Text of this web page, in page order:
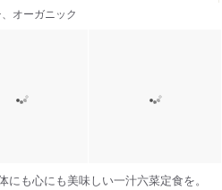
オーガニック
も心にも美味しい一汁六菜定食を。